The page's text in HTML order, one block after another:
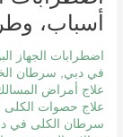
أسباب،
اضطرابات الجهاز
في دبي
سرطان
علاج أمراض المسالك
علاج حصوات
سرطان الكلى في
أعراض،
أسباب،
وطرق
التشخيص
والعلاج
الفعّال